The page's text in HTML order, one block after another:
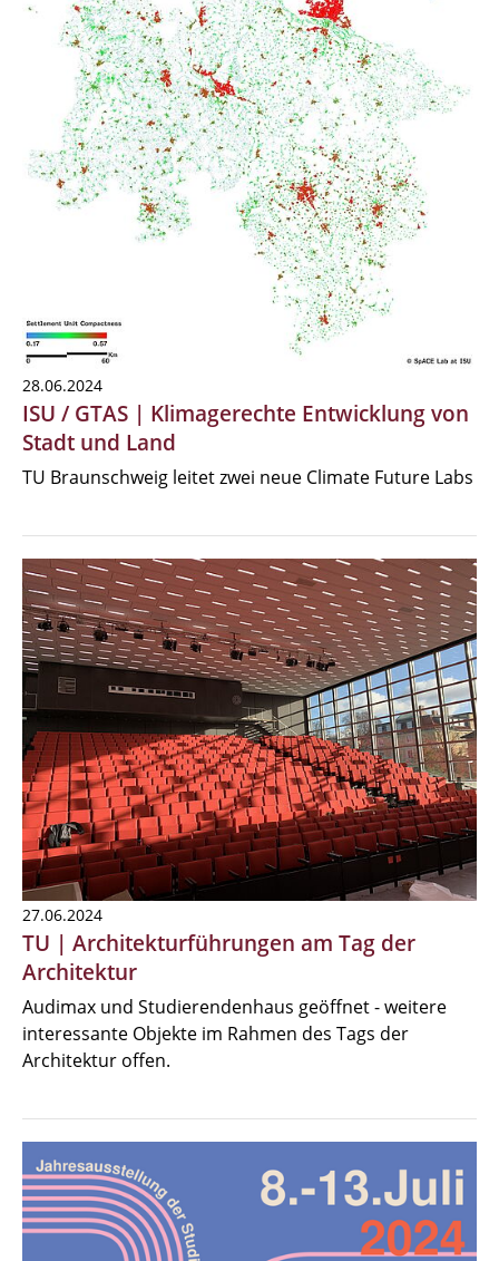
28.06.2024
ISU / GTAS | Klimagerechte Entwicklung von
Stadt und Land
TU Braunschweig leitet zwei neue Climate Future Labs
27.06.2024
TU | Architekturführungen am Tag der
Architektur
Audimax und Studierendenhaus geöffnet - weitere
interessante Objekte im Rahmen des Tags der
Architektur offen.